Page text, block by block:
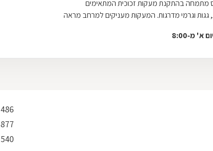
מתמחה בהתקנת מעקות זכוכית המתאימים
גגות וגרמי מדרגות. המעקות מעניקים למרחב מראה
א' מ-8:00
486 - 1,080 ₪
877 - 1,290 ₪
540 - 1,080 ₪